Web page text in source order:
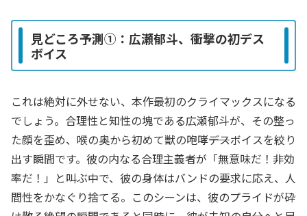
見どころ予測①：広瀬郁斗、衝撃の初デス
ボイス
これは絶対に外せない、本作最初のクライマックスになる
でしょう。合理性と知性の塊である広瀬郁斗が、その整っ
た顔を歪め、喉の奥から初めて獣の咆哮――デスボイスを絞り
出す瞬間です。彼の内なる合理主義者が「無意味だ！非効
率だ！」と叫ぶ中で、彼の身体はバンドの要求に応え、人
間性をかなぐり捨てる。このシーンは、彼のプライドが砕